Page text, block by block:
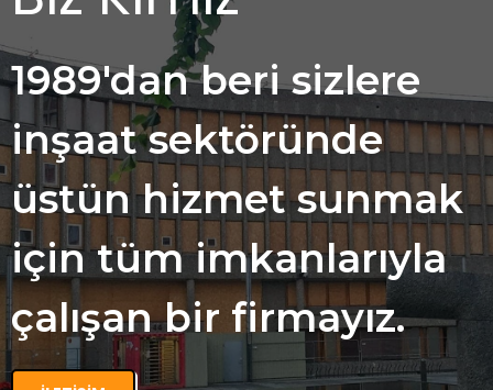
1989'dan beri sizlere
inşaat sektöründe
üstün hizmet sunmak
için tüm imkanlarıyla
çalışan bir firmayız.